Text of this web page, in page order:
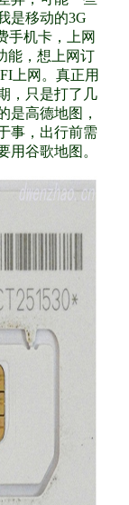
是移动的3G
手机卡，上网
能，想上网订
上网。真正用
，只是打了几
是高德地图，
事，出行前需
用谷歌地图。